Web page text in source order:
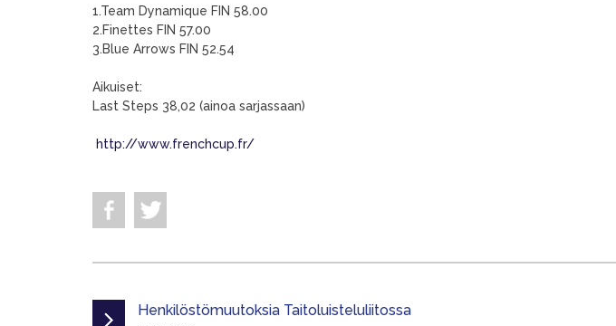
1.Team Dynamique FIN 58.00
2.Finettes FIN 57.00
3.Blue Arrows FIN 52.54
Aikuiset:
Last Steps 38,02 (ainoa sarjassaan)
http://www.frenchcup.fr/
Henkilöstömuutoksia Taitoluisteluliitossa